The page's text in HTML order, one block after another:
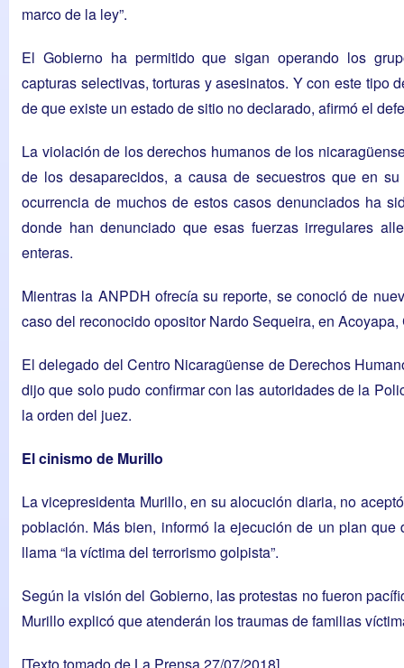
marco de la ley”.
El Gobierno ha permitido que sigan operando los
capturas selectivas, torturas y asesinatos. Y con este tipo
de que existe un estado de sitio no declarado, afirmó el
La violación de los derechos humanos de los
de los desaparecidos, a causa de secuestros que en
ocurrencia de muchos de estos casos denunciados ha
donde han denunciado que esas fuerzas irregulares
enteras.
Mientras la ANPDH ofrecía su reporte, se conoció de
caso del reconocido opositor Nardo Sequeira, en Acoyapa,
El delegado del Centro Nicaragüense de Derechos
dijo que solo pudo confirmar con las autoridades de la
la orden del juez.
El cinismo de Murillo
La vicepresidenta Murillo, en su alocución diaria, no
población. Más bien, informó la ejecución de un plan
llama “la víctima del terrorismo golpista”.
Según la visión del Gobierno, las protestas no fueron
Murillo explicó que atenderán los traumas de familias
[Texto tomado de La Prensa 27/07/2018]